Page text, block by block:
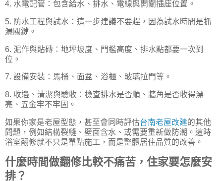
4. 水電配管：包含給水、排水、電線與開關插座位置。
5. 防水工程與試水：這一步建議不要趕，因為試水時間是抓
漏關鍵。
6. 泥作與貼磚：地坪坡度、門檻高度、排水點都要一次到
位。
7. 設備安裝：馬桶、面盆、浴櫃、玻璃拉門等。
8. 收邊、清潔與驗收：檢查排水是否順、牆角是否收得漂
亮、五金牢不牢固。
如果你家是老屋型態，甚至會同時評估台南老屋改建的其他
問題，例如結構裂縫、壁面含水、或需要重新做防潮。這時
浴室翻修就不只是單點施工，而是整體居住品質的改善。
什麼時間做翻修比較不痛苦，住家要怎麼安
排？